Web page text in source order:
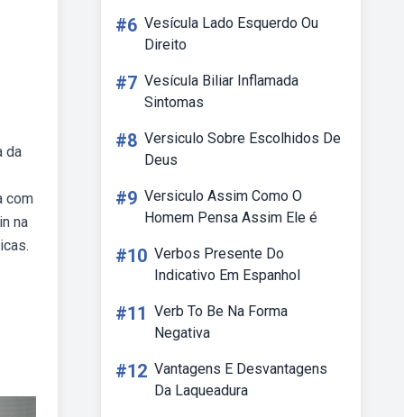
da
com
na
#6 Vesícula Lado Esquerdo Ou
Direito
#7 Vesícula Biliar Inflamada
Sintomas
#8 Versiculo Sobre Escolhidos De
Deus
#9 Versiculo Assim Como O
Homem Pensa Assim Ele é
#10 Verbos Presente Do
Indicativo Em Espanhol
#11 Verb To Be Na Forma
Negativa
#12 Vantagens E Desvantagens
Da Laqueadura